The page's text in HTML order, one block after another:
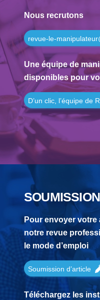
Nous recrutons
revue-le-
Une équipe de
disponibles pour
D’un clic, l’équipe de
Pour envoyer votre
notre revue
le mode d’emploi
Soumission d’article
Téléchargez les